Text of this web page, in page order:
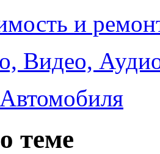
и
Видео,
теме